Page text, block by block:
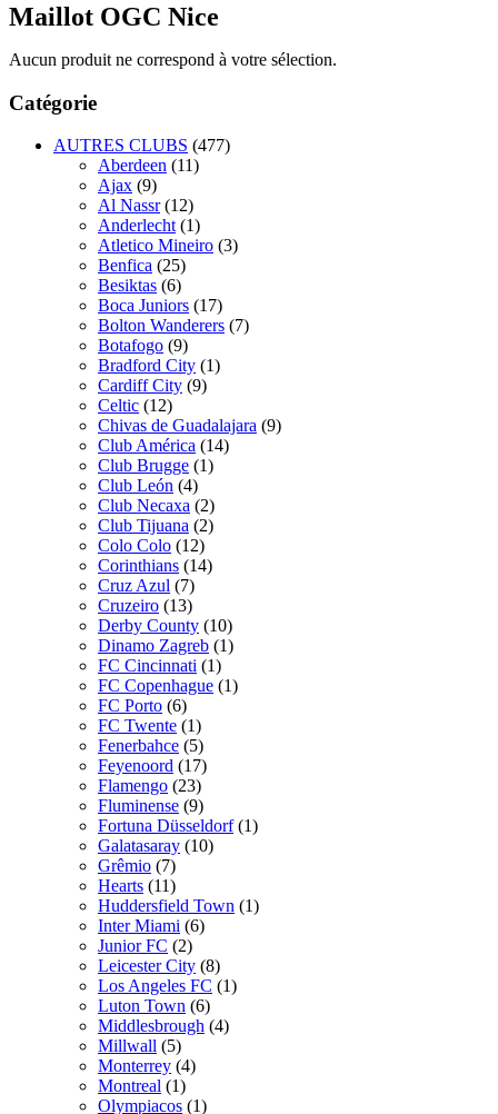
Maillot OGC Nice
Aucun produit ne correspond à votre sélection.
Catégorie
AUTRES CLUBS (477)
Aberdeen (11)
Ajax (9)
Al Nassr (12)
Anderlecht (1)
Atletico Mineiro (3)
Benfica (25)
Besiktas (6)
Boca Juniors (17)
Bolton Wanderers (7)
Botafogo (9)
Bradford City (1)
Cardiff City (9)
Celtic (12)
Chivas de Guadalajara (9)
Club América (14)
Club Brugge (1)
Club León (4)
Club Necaxa (2)
Club Tijuana (2)
Colo Colo (12)
Corinthians (14)
Cruz Azul (7)
Cruzeiro (13)
Derby County (10)
Dinamo Zagreb (1)
FC Cincinnati (1)
FC Copenhague (1)
FC Porto (6)
FC Twente (1)
Fenerbahce (5)
Feyenoord (17)
Flamengo (23)
Fluminense (9)
Fortuna Düsseldorf (1)
Galatasaray (10)
Grêmio (7)
Hearts (11)
Huddersfield Town (1)
Inter Miami (6)
Junior FC (2)
Leicester City (8)
Los Angeles FC (1)
Luton Town (6)
Middlesbrough (4)
Millwall (5)
Monterrey (4)
Montreal (1)
Olympiacos (1)